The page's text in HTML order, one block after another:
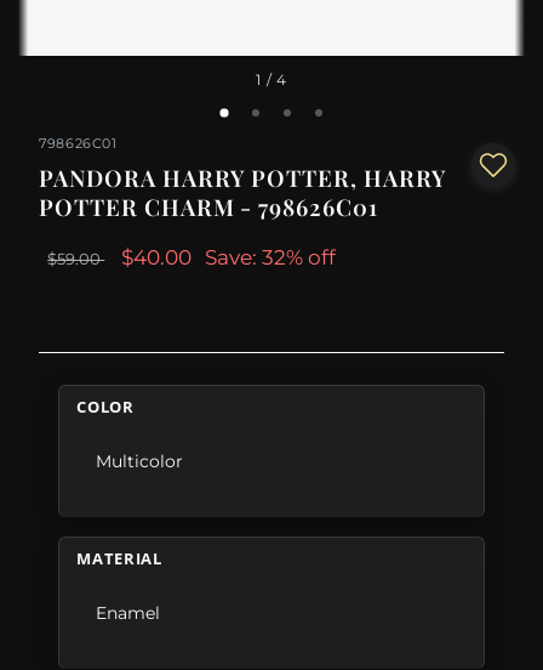
1 / 4
798626C01
PANDORA HARRY POTTER, HARRY
POTTER CHARM - 798626C01
$59.00 $40.00 Save: 32% off
COLOR
Multicolor
MATERIAL
Enamel